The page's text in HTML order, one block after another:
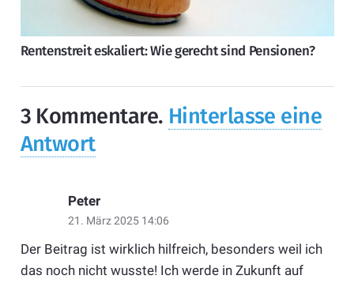
Rentenstreit eskaliert: Wie gerecht sind Pensionen?
3 Kommentare. Hinterlasse eine
Antwort
Peter
21. März 2025 14:06
Der Beitrag ist wirklich hilfreich, besonders weil ich
das noch nicht wusste! Ich werde in Zukunft auf